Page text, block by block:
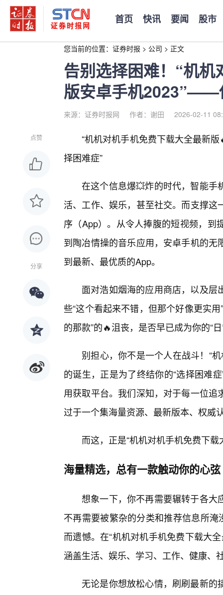
首页 快讯 要闻 股市
您当前的位置： 证券时报 > 公司 > 正文
告别选择困难！“机
版安卓手机2023”——
来源：证券时报网 作者：谢田 2026-02-11
点赞
分享
“机机对机手机免费下载大全最新
择困难症”
在这个信息爆💥炸的时代，智能手
活、工作、娱乐，甚至社交。而支撑
序（App）。从令人捧腹的短视频，到
到陶冶情操的音乐应用，安卓手机的
到最新、最优质的App。
面对浩如烟海的应用商店，以及
些“这个看起来不错，但那个好像更实
的那款”的🔥沮丧，是否早已成为你的“
别担心，你不是一个人在战斗！“
的诞生，正是为了终结你的“选择困难
用获取平台。我们深知，对于每一位
过于一个集海量资源、最新版本、权威
而这，正是“机机对机手机免费下
海量精选，总有一款触动你的心弦
想象一下，你不再需要辗转于各大
不再需要被繁杂的分类和推荐信息所
而遗憾。在“机机对机手机免费下载大
涵盖生活、娱乐、学习、工作、健康、
无论是你想放松心情，刷刷最新